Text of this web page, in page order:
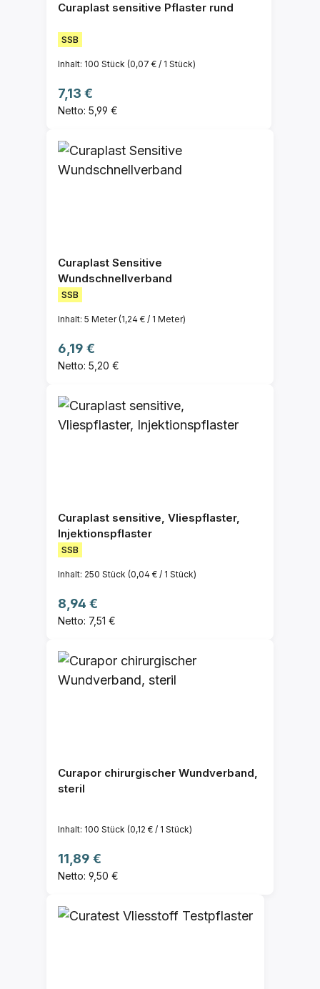
Curaplast sensitive Pflaster rund
SSB
Inhalt: 100 Stück (0,07 € / 1 Stück)
Regulärer Preis:
7,13 €
Netto: 5,99 €
Curaplast Sensitive
Wundschnellverband
SSB
Inhalt: 5 Meter(1,24 € / 1 Meter)
Regulärer Preis:
6,19 €
Netto: 5,20 €
Curaplast sensitive, Vliespflaster,
Injektionspflaster
SSB
Inhalt: 250 Stück (0,04 € / 1 Stück)
Regulärer Preis:
8,94 €
Netto: 7,51 €
Curapor chirurgischer Wundverband,
steril
Inhalt: 100 Stück (0,12 € / 1 Stück)
Regulärer Preis:
11,89 €
Netto: 9,50 €